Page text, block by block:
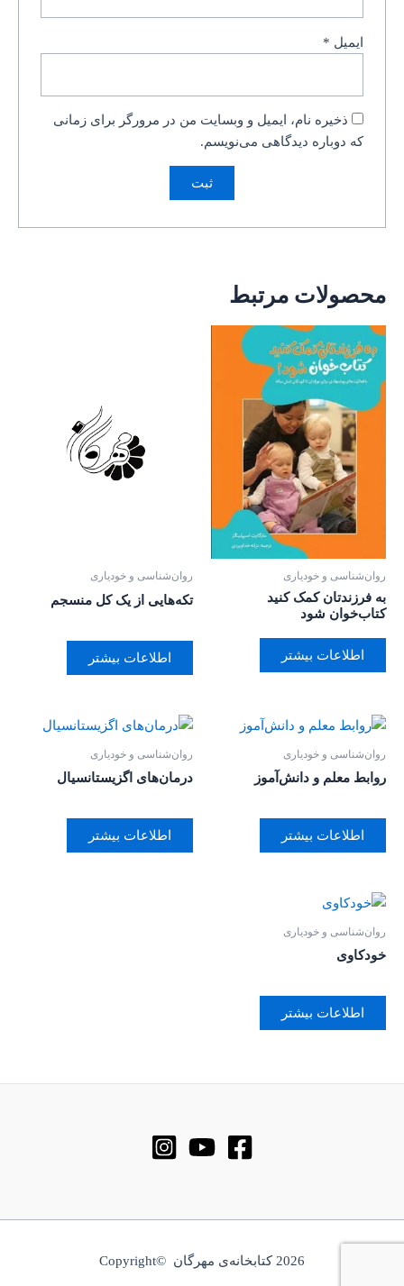
ایمیل *
ذخیره نام، ایمیل و وبسایت من در مرورگر برای زمانی
که دوباره دیدگاهی می‌نویسم.
محصولات مرتبط
روان‌‌شناسی و خودیاری
به فرزندتان کمک کنید
کتاب‌خوان شود
اطلاعات بیشتر
روان‌‌شناسی و خودیاری
تکه‌هایی از یک کل منسجم
اطلاعات بیشتر
روان‌‌شناسی و خودیاری
روابط معلم و دانش‌آموز
اطلاعات بیشتر
روان‌‌شناسی و خودیاری
درمان‌های اگزیستانسیال
اطلاعات بیشتر
روان‌‌شناسی و خودیاری
خودکاوی
اطلاعات بیشتر
2026 کتابخانه‌ی مهرگان ©Copyright